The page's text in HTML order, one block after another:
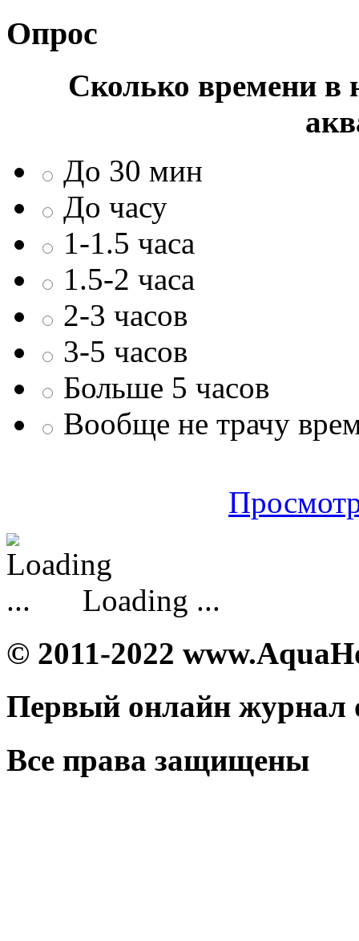
Опрос
Сколько времени в
До 30 мин
До часу
1-1.5 часа
1.5-2 часа
2-3 часов
3-5 часов
Больше 5 часов
Вообще не трачу
Loading ...
© 2011-2022
Первый онлайн журнал
Все права защищены